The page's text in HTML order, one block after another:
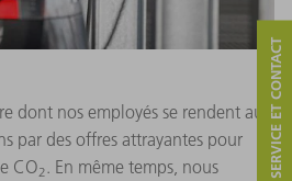
dont nos employés se rendent au
par des offres attrayantes pour
CO2 . En même temps, nous
SERVICE ET CONTACT